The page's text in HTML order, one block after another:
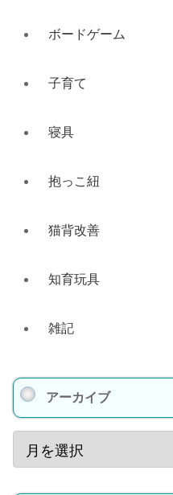
ボードゲーム
子育て
寝具
抱っこ紐
猫背改善
知育玩具
雑記
アーカイブ